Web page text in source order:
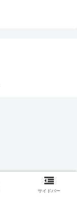
サイドバー